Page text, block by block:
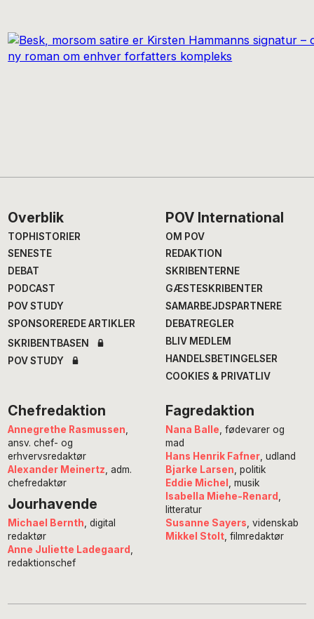
Footer
Overblik
TOPHISTORIER
SENESTE
DEBAT
PODCAST
POV STUDY
SPONSOREREDE ARTIKLER
SKRIBENTBASEN
POV STUDY
POV International
OM POV
REDAKTION
SKRIBENTERNE
GÆSTESKRIBENTER
SAMARBEJDSPARTNERE
DEBATREGLER
BLIV MEDLEM
HANDELSBETINGELSER
COOKIES & PRIVATLIV
Chefredaktion
Annegrethe Rasmussen
ansv. chef- og
erhvervsredaktør
Alexander Meinertz , adm.
chefredaktør
Jourhavende
Michael Bernth, digital
redaktør
Anne Juliette Ladegaard ,
redaktionschef
Fagredaktion
Nana Balle , fødevarer og
mad
Hans Henrik Fafner, udland
Bjarke Larsen , politik
Eddie Michel
, musik
Isabella Miehe-Renard
litteratur
Susanne Sayers , videnskab
Mikkel Stolt, filmredaktør